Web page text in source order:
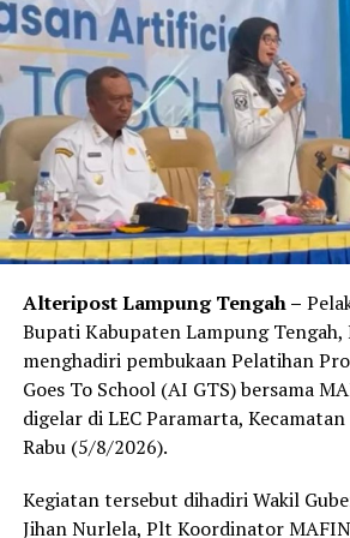
meningkatkan Pendapatan Asli
Dalam sambutan Sekdaprov
oleh Staf Ahli Gubernur bidang
peran Kepala Daerah sangat penting
mengembangkan potensi kekayaan
aset yang dimiliki oleh daerah
proyeksi atau perkiraan yang cermat
Kepala Daerah untuk
guna perbaikan kualitas hidup
“Penataan dan penertiban aset
inventarisasi aset yang dikemas
Bimbingan Teknis Validasi dan
Milik Pemerintah Provinsi Lampung
yang sangat penting dalam
manajemen aset, penatausahaan
dan kewajaran Pelaporan
Alteripost Lampung Tengah –
Bupati Kabupaten Lampung Tengah,
menghadiri pembukaan Pelatihan
Goes To School (AI GTS) bersama
digelar di LEC Paramarta,
Rabu (5/8/2026).
Kegiatan tersebut dihadiri Wakil
Jihan Nurlela, Plt Koordinator